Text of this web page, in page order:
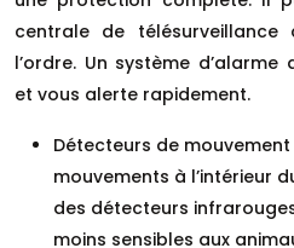
centrale de
l’ordre. Un système
et vous alerte rapidement.
Détecteurs de
mouvements à l’intérieur
des détecteurs
moins sensibles aux